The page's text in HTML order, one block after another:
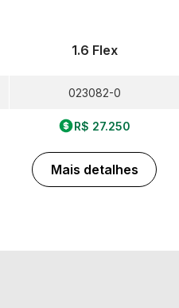
1.6 Flex
023082-0
R$ 27.250
Mais detalhes